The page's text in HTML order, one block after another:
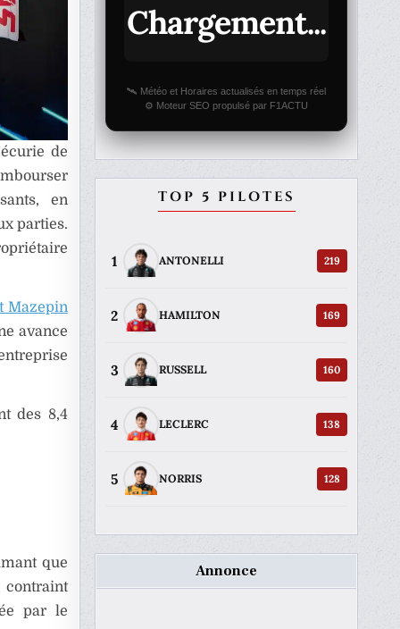
de
en
parties.
Mazepin
avance
des 8,4
que
contraint
par le
Chargement...
🛰️ Météo et Horaires actualisés en temps réel
⚙️ Moteur SEO propulsé par F1ACTU
TOP 5 PILOTES
1 ANTONELLI 219
2 HAMILTON 169
3 RUSSELL 160
4 LECLERC 138
5 NORRIS 128
Annonce